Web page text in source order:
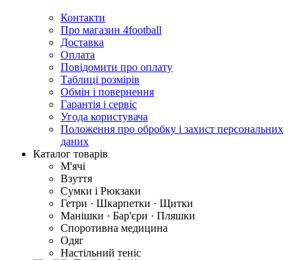
Контакти
Про магазин 4football
Доставка
Оплата
Повідомити про оплату
Таблиці розмірів
Обмін і повернення
Гарантія і сервіс
Угода користувача
Положення про обробку і захист персональних
даних
Каталог товарів
М'ячі
Взуття
Сумки і Рюкзаки
Гетри · Шкарпетки · Щитки
Манішки · Бар'єри · Пляшки
Споротивна медицина
Одяг
Настільний теніс